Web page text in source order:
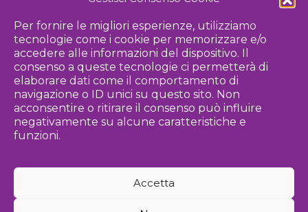
Per fornire le migliori esperienze, utilizziamo
tecnologie come i cookie per memorizzare e/o
accedere alle informazioni del dispositivo. Il
consenso a queste tecnologie ci permetterà di
elaborare dati come il comportamento di
navigazione o ID unici su questo sito. Non
acconsentire o ritirare il consenso può influire
negativamente su alcune caratteristiche e
funzioni.
Accetta
PRIVACY POLICY
Iniziativa
Associazione culturale per la promozione delle arti visive